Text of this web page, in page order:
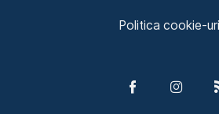
Politica cookie-